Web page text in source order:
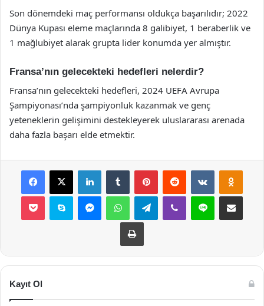
Son dönemdeki maç performansı oldukça başarılıdır; 2022
Dünya Kupası eleme maçlarında 8 galibiyet, 1 beraberlik ve
1 mağlubiyet alarak grupta lider konumda yer almıştır.
Fransa’nın gelecekteki hedefleri nelerdir?
Fransa’nın gelecekteki hedefleri, 2024 UEFA Avrupa
Şampiyonası’nda şampiyonluk kazanmak ve genç
yeteneklerin gelişimini destekleyerek uluslararası arenada
daha fazla başarı elde etmektir.
Facebook
X LinkedInTumblr PinterestReddit VKontakte
Pocket Skype MessengerWhatsAppTelegramViber Line E-Posta ile
Yazdır
Kayıt Ol